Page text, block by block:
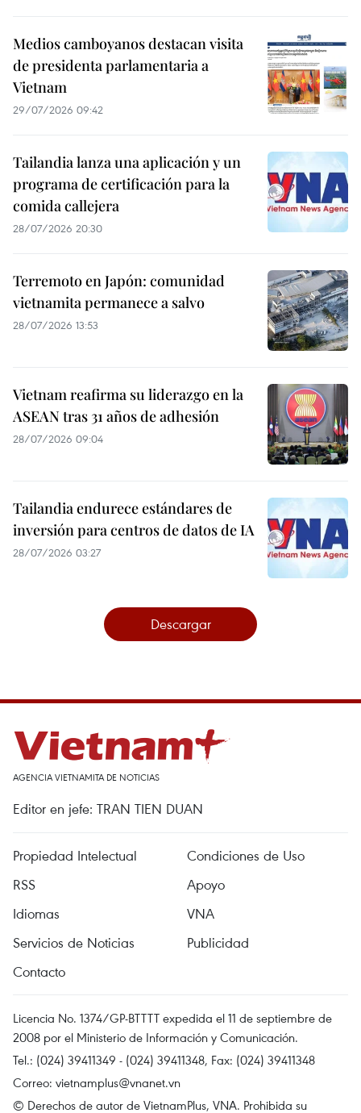
Medios camboyanos destacan visita
de presidenta parlamentaria a
Vietnam
29/07/2026 09:42
Tailandia lanza una aplicación y un
programa de certificación para la
comida callejera
28/07/2026 20:30
Terremoto en Japón: comunidad
vietnamita permanece a salvo
28/07/2026 13:53
Vietnam reafirma su liderazgo en la
ASEAN tras 31 años de adhesión
28/07/2026 09:04
Tailandia endurece estándares de
inversión para centros de datos de IA
28/07/2026 03:27
Descargar
AGENCIA VIETNAMITA DE NOTICIAS
Editor en jefe: TRAN TIEN DUAN
Propiedad Intelectual
Condiciones de Uso
RSS
Apoyo
Idiomas
VNA
Servicios de Noticias
Publicidad
Contacto
Licencia No. 1374/GP-BTTTT expedida el 11 de septiembre de
2008 por el Ministerio de Información y Comunicación.
Tel.: (024) 39411349 - (024) 39411348, Fax: (024) 39411348
Correo: vietnamplus@vnanet.vn
© Derechos de autor de VietnamPlus, VNA. Prohibida su